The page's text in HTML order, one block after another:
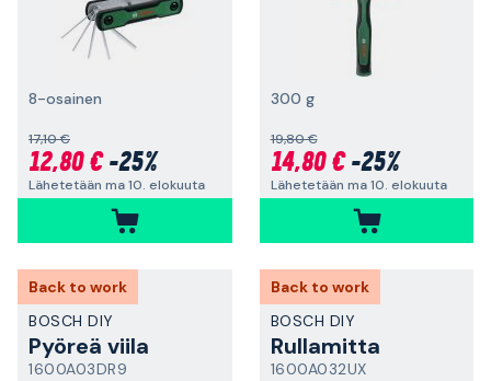
8-osainen
17,10 €
12,80 €-25%
Lähetetään ma 10. elokuuta
300 g
19,80 €
14,80 €-25%
Lähetetään ma 10. elokuuta
Back to work
BOSCH DIY
Pyöreä viila
1600A03DR9
Back to work
BOSCH DIY
Rullamitta
1600A032UX